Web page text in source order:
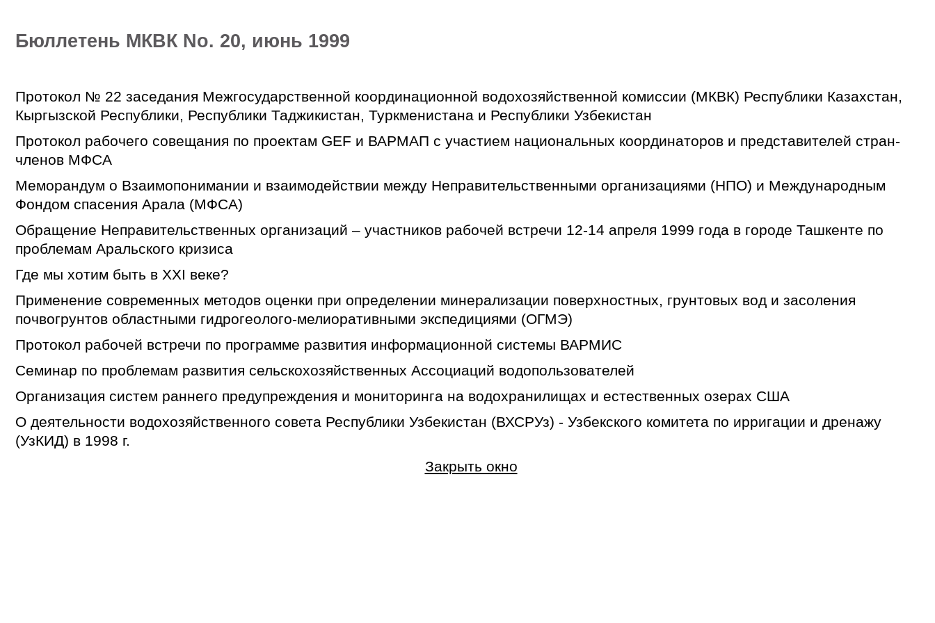
Бюллетень МКВК No. 20, июнь 1999
Протокол № 22 заседания Межгосударственной координационной водохозяйственной комиссии (МКВК) Республики Казахстан,
Кыргызской Республики, Республики Таджикистан, Туркменистана и Республики Узбекистан
Протокол рабочего совещания по проектам GEF и ВАРМАП с участием национальных координаторов и представителей стран-
членов МФСА
Меморандум о Взаимопонимании и взаимодействии между Неправительственными организациями (НПО) и Международным
Фондом спасения Арала (МФСА)
Обращение Неправительственных организаций – участников рабочей встречи 12-14 апреля 1999 года в городе Ташкенте по
проблемам Аральского кризиса
Где мы хотим быть в ХХI веке?
Применение современных методов оценки при определении минерализации поверхностных, грунтовых вод и засоления
почвогрунтов областными гидрогеолого-мелиоративными экспедициями (ОГМЭ)
Протокол рабочей встречи по программе развития информационной системы ВАРМИС
Семинар по проблемам развития сельскохозяйственных Ассоциаций водопользователей
Организация систем раннего предупреждения и мониторинга на водохранилищах и естественных озерах США
О деятельности водохозяйственного совета Республики Узбекистан (ВХСРУз) - Узбекского комитета по ирригации и дренажу
(УзКИД) в 1998 г.
Закрыть окно